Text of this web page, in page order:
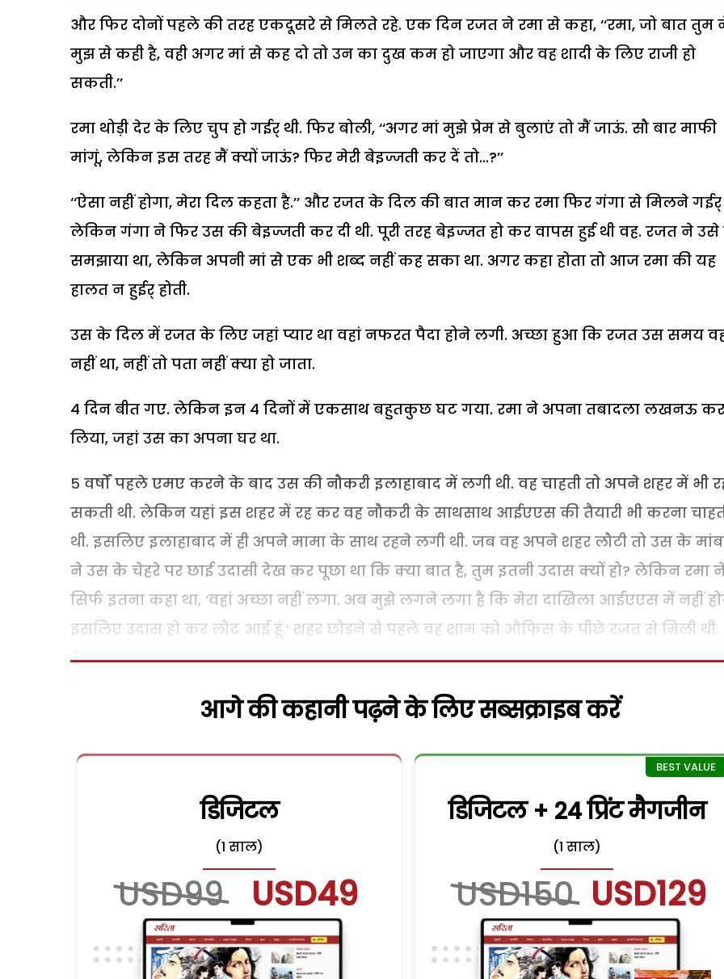
और फिर दोनों पहले की तरह एकदूसरे से मिलते रहे. एक दिन रजत ने रमा से कहा, ‘‘रमा, जो बात तुम
मुझ से कही है, वही अगर मां से कह दो तो उन का दुख कम हो जाएगा और वह शादी के लिए राजी हो
सकती.’’
रमा थोड़ी देर के लिए चुप हो गईर् थी. फिर बोली, ‘‘अगर मां मुझे प्रेम से बुलाएं तो मैं जाऊं. सौ बार माफी
मांगूं, लेकिन इस तरह मैं क्यों जाऊं? फिर मेरी बेइज्जती कर दें तो...?’’
‘‘ऐसा नहीं होगा, मेरा दिल कहता है.’’ और रजत के दिल की बात मान कर रमा फिर गंगा से मिलने गईर्
लेकिन गंगा ने फिर उस की बेइज्जती कर दी थी. पूरी तरह बेइज्जत हो कर वापस हुई थी वह. रजत ने उसे
समझाया था, लेकिन अपनी मां से एक भी शब्द नहीं कह सका था. अगर कहा होता तो आज रमा की यह
हालत न हुईर् होती.
उस के दिल में रजत के लिए जहां प्यार था वहां नफरत पैदा होने लगी. अच्छा हुआ कि रजत उस समय
नहीं था, नहीं तो पता नहीं क्या हो जाता.
4 दिन बीत गए. लेकिन इन 4 दिनों में एकसाथ बहुतकुछ घट गया. रमा ने अपना तबादला लखनऊ
लिया, जहां उस का अपना घर था.
5 वर्षों पहले एमए करने के बाद उस की नौकरी इलाहाबाद में लगी थी. वह चाहती तो अपने शहर में भी
सकती थी. लेकिन यहां इस शहर में रह कर वह नौकरी के साथसाथ आईएएस की तैयारी भी करना
थी. इसलिए इलाहाबाद में ही अपने मामा के साथ रहने लगी थी. जब वह अपने शहर लौटी तो उस के
ने उस के चेहरे पर छाई उदासी देख कर पूछा था कि क्या बात है, तुम इतनी उदास क्यों हो? लेकिन रमा
सिर्फ इतना कहा था, ‘वहां अच्छा नहीं लगा. अब मुझे लगने लगा है कि मेरा दाखिला आईएएस में नहीं
इसलिए उदास हो कर लौट आई हूं.’ शहर छोड़ने से पहले वह शाम को औफिस के पीछे रजत से मिली थी.
आगे की कहानी पढ़ने के लिए सब्सक्राइब करें
डिजिटल
(1 साल)
USD99 USD49
डिजिटल + 24 प्रिंट मैगजीन
(1 साल)
USD150 USD129